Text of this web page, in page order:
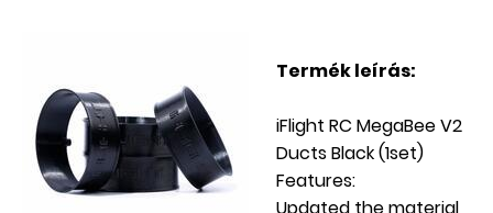
Termék leírás:
iFlight RC MegaBee V2
Ducts Black (1set)
Features: